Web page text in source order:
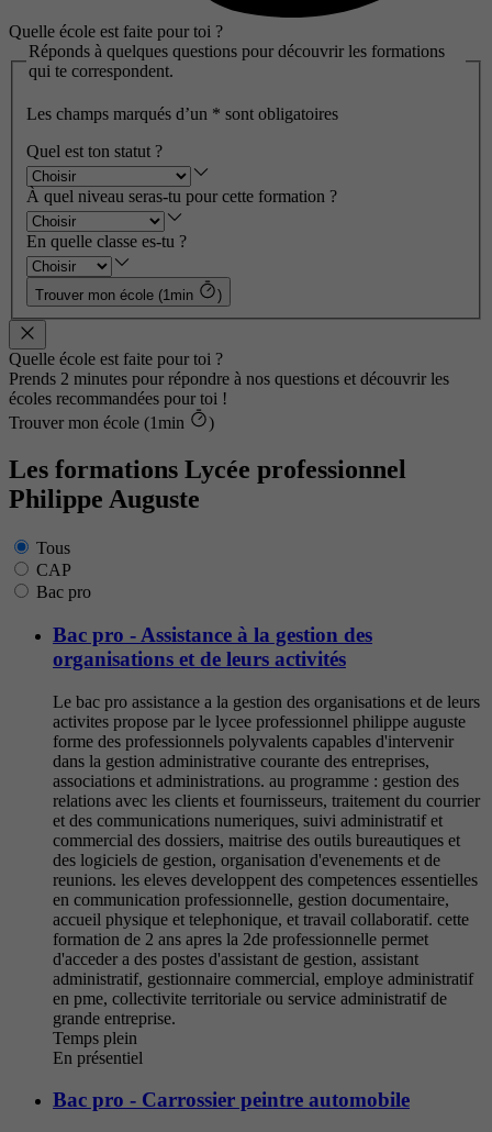
Quelle école est faite pour toi ?
Réponds à quelques questions pour découvrir les formations
qui te correspondent.
Les champs marqués d’un * sont obligatoires
Quel est ton statut ?
À quel niveau seras-tu pour cette formation ?
En quelle classe es-tu ?
Trouver mon école (1min )
Quelle école est faite pour toi ?
Prends 2 minutes pour répondre à nos questions et découvrir les
écoles recommandées pour toi !
Trouver mon école (1min
)
Les formations Lycée professionnel
Philippe Auguste
Tous
CAP
Bac pro
Bac pro - Assistance à la gestion des
organisations et de leurs activités
Le bac pro assistance a la gestion des organisations et de leurs
activites propose par le lycee professionnel philippe auguste
forme des professionnels polyvalents capables d'intervenir
dans la gestion administrative courante des entreprises,
associations et administrations. au programme : gestion des
relations avec les clients et fournisseurs, traitement du courrier
et des communications numeriques, suivi administratif et
commercial des dossiers, maitrise des outils bureautiques et
des logiciels de gestion, organisation d'evenements et de
reunions. les eleves developpent des competences essentielles
en communication professionnelle, gestion documentaire,
accueil physique et telephonique, et travail collaboratif. cette
formation de 2 ans apres la 2de professionnelle permet
d'acceder a des postes d'assistant de gestion, assistant
administratif, gestionnaire commercial, employe administratif
en pme, collectivite territoriale ou service administratif de
grande entreprise.
Temps plein
En présentiel
Bac pro - Carrossier peintre automobile